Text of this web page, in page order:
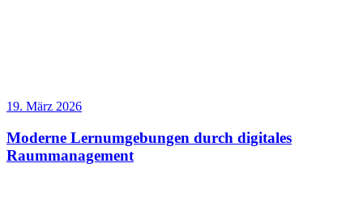
19. März 2026
Moderne Lernumgebungen durch digitales
Raummanagement